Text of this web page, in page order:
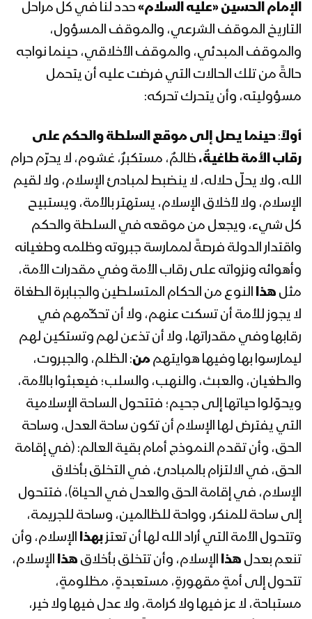
مقابلات مع المجاهدين في جبهات تعز
بمناسبة ذكرى #عاشوراء
كليب فداء لمثواك | فرقة انصار الله – 1443
هـ
“حسين مني وأنا من حسين” – القول
السديد 1443 هـ – #عاشوراء
هدف الطغيان وعلاج المخاوف “عاشوراء” –
القول السديد 1443هـ
السلام عليك ياسبط رسول الله “عاشوراء” –
القول السديد 1443هـ
مونتاج زامل عاشوراء الحسين | عيسى
الليث – 1442هـ
كلمة عيسى الليث في ذكرى عاشوراء مع
موال آل بيت النبي
زامل عاشوراء الحسين | عيسى الليث –
1442هـ
مقابلات المجاهدين المرابطين في صحراء
الأجاشر بمناسبة ذكرى عاشوراء
الإمام الحسين «عليه السلام» حدد لنا في كل مراحل
التاريخ الموقف الشرعي، والموقف المسؤول،
والموقف المبدئي، والموقف الأخلاقي، حينما نواجه
حالةً من تلك الحالات التي فرضت عليه أن يتحمل
مسؤوليته، وأن يتحرك تحركه:
أولاً: حينما يصل إلى موقع السلطة والحكم على
رقاب الأمة طاغيةٌ، ظالمٌ، مستكبرٌ، غشوم، لا يحرّم حرام
الله، ولا يحلّ حلاله، لا ينضبط لمبادئ الإسلام، ولا لقيم
الإسلام، ولا لأخلاق الإسلام، يستهتر بالأمة، ويستبيح
كل شيء، ويجعل من موقعه في السلطة والحكم
واقتدار الدولة فرصةً لممارسة جبروته وظلمه وطغيانه
وأهوائه ونزواته على رقاب الأمة وفي مقدرات الأمة،
مثل هذا النوع من الحكام المتسلطين والجبابرة الطغاة
لا يجوز للأمة أن تسكت عنهم، ولا أن تحكّمهم في
رقابها وفي مقدراتها، ولا أن تذعن لهم وتستكين لهم
ليمارسوا بها وفيها هوايتهم من: الظلم، والجبروت،
والطغيان، والعبث، والنهب، والسلب؛ فيعبثوا بالأمة،
ويحوّلوا حياتها إلى جحيم؛ فتتحول الساحة الإسلامية
التي يفترض لها الإسلام أن تكون ساحة العدل، وساحة
الحق، وأن تقدم النموذج أمام بقية العالم: (في إقامة
الحق، في الالتزام بالمبادئ، في التخلق بأخلاق
الإسلام، في إقامة الحق والعدل في الحياة)، فتتحول
إلى ساحة للمنكر، وواحة للظالمين، وساحة للجريمة،
وتتحول الأمة التي أراد الله لها أن تعتز بهذا الإسلام، وأن
تنعم بعدل هذا الإسلام، وأن تتخلق بأخلاق هذا الإسلام،
تتحول إلى أمةٍ مقهورةٍ، مستعبدةٍ، مظلومةٍ،
مستباحة، لا عز فيها ولا كرامة، ولا عدل فيها ولا خير،